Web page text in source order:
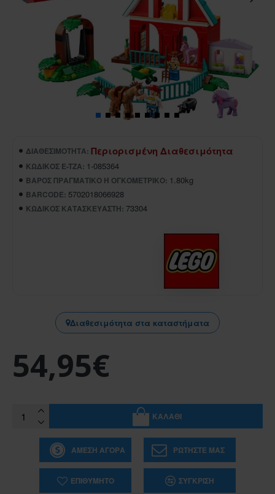
ΔΙΑΘΕΣΙΜΌΤΗΤΑ: Περιορισμένη Διαθεσιμότητα
ΚΩΔΙΚΌΣ E-TZA: 1-085364
ΒΆΡΟΣ ΠΡΑΓΜΑΤΙΚΌ Ή ΟΓΚΟΜΕΤΡΙΚΌ: 1.80kg
BARCODE: 5702018066928
ΚΩΔΙΚΌΣ ΚΑΤΑΣΚΕΥΑΣΤΉ: 73304
Διαθεσιμότητα στα καταστήματα
54,95€
ΚΑΛΆΘΙ
ΆΜΕΣΗ ΑΓΟΡΆ ΡΩΤΉΣΤΕ ΜΑΣ
ΕΠΙΘΥΜΗΤΌ ΣΎΓΚΡΙΣΗ